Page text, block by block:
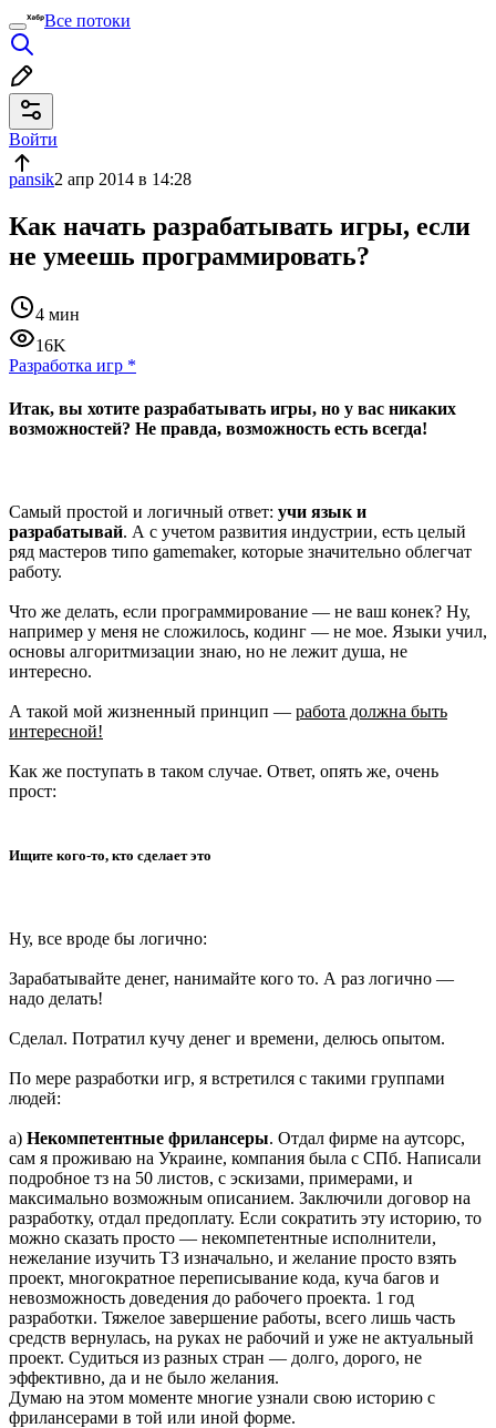
Все потоки
Войти
pansik2 апр 2014 в 14:28
Как начать разрабатывать игры, если
не умеешь программировать?
4 мин
16K
Разработка игр *
Итак, вы хотите разрабатывать игры, но у вас никаких
возможностей? Не правда, возможность есть всегда!
Самый простой и логичный ответ: учи язык и
разрабатывай. А с учетом развития индустрии, есть целый
ряд мастеров типо gamemaker, которые значительно облегчат
работу.
Что же делать, если программирование — не ваш конек? Ну,
например у меня не сложилось, кодинг — не мое. Языки учил,
основы алгоритмизации знаю, но не лежит душа, не
интересно.
А такой мой жизненный принцип — работа должна быть
интересной!
Как же поступать в таком случае. Ответ, опять же, очень
прост:
Ищите кого-то, кто сделает это
Ну, все вроде бы логично:
Зарабатывайте денег, нанимайте кого то. А раз логично —
надо делать!
Сделал. Потратил кучу денег и времени, делюсь опытом.
По мере разработки игр, я встретился с такими группами
людей:
а) Некомпетентные фрилансеры. Отдал фирме на аутсорс,
сам я проживаю на Украине, компания была с СПб. Написали
подробное тз на 50 листов, с эскизами, примерами, и
максимально возможным описанием. Заключили договор на
разработку, отдал предоплату. Если сократить эту историю, то
можно сказать просто — некомпетентные исполнители,
нежелание изучить ТЗ изначально, и желание просто взять
проект, многократное переписывание кода, куча багов и
невозможность доведения до рабочего проекта. 1 год
разработки. Тяжелое завершение работы, всего лишь часть
средств вернулась, на руках не рабочий и уже не актуальный
проект. Судиться из разных стран — долго, дорого, не
эффективно, да и не было желания.
Думаю на этом моменте многие узнали свою историю с
фрилансерами в той или иной форме.